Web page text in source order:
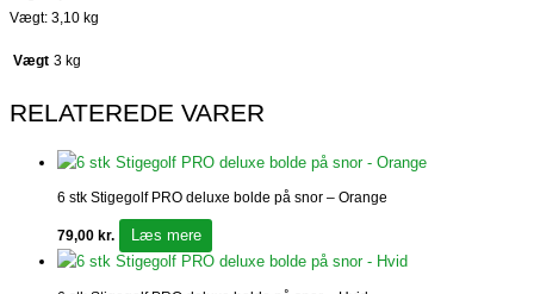
Vægt: 3,10 kg
Vægt 3 kg
RELATEREDE VARER
6 stk Stigegolf PRO deluxe bolde på snor – Orange
79,00 kr. Læs mere